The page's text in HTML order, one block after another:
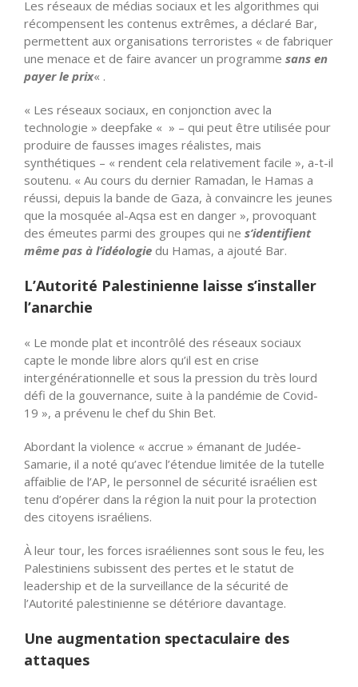
Les réseaux de médias sociaux et les algorithmes qui
récompensent les contenus extrêmes, a déclaré Bar,
permettent aux organisations terroristes « de fabriquer
une menace et de faire avancer un programme sans en
payer le prix« .
« Les réseaux sociaux, en conjonction avec la
technologie » deepfake « » – qui peut être utilisée pour
produire de fausses images réalistes, mais
synthétiques – « rendent cela relativement facile », a-t-il
soutenu. « Au cours du dernier Ramadan, le Hamas a
réussi, depuis la bande de Gaza, à convaincre les jeunes
que la mosquée al-Aqsa est en danger », provoquant
des émeutes parmi des groupes qui ne s’identifient
même pas à l’idéologie du Hamas, a ajouté Bar.
L’Autorité Palestinienne laisse s’installer
l’anarchie
« Le monde plat et incontrôlé des réseaux sociaux
capte le monde libre alors qu’il est en crise
intergénérationnelle et sous la pression du très lourd
défi de la gouvernance, suite à la pandémie de Covid-
19 », a prévenu le chef du Shin Bet.
Abordant la violence « accrue » émanant de Judée-
Samarie, il a noté qu’avec l’étendue limitée de la tutelle
affaiblie de l’AP, le personnel de sécurité israélien est
tenu d’opérer dans la région la nuit pour la protection
des citoyens israéliens.
À leur tour, les forces israéliennes sont sous le feu, les
Palestiniens subissent des pertes et le statut de
leadership et de la surveillance de la sécurité de
l’Autorité palestinienne se détériore davantage.
Une augmentation spectaculaire des
attaques